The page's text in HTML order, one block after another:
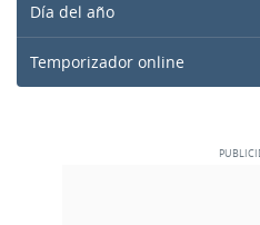
Día del año
Temporizador online